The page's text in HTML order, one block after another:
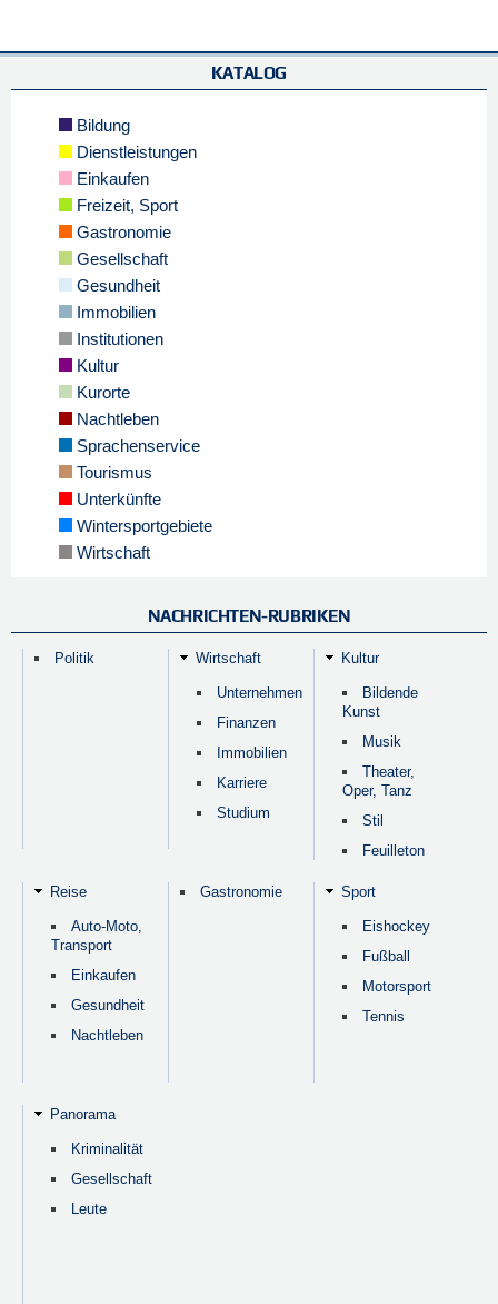
KATALOG
Bildung
Dienstleistungen
Einkaufen
Freizeit, Sport
Gastronomie
Gesellschaft
Gesundheit
Immobilien
Institutionen
Kultur
Kurorte
Nachtleben
Sprachenservice
Tourismus
Unterkünfte
Wintersportgebiete
Wirtschaft
NACHRICHTEN-RUBRIKEN
Politik Wirtschaft
Unternehmen
Finanzen
Immobilien
Karriere
Studium
Kultur
Bildende
Kunst
Musik
Theater,
Oper, Tanz
Stil
Feuilleton
Reise
Auto-Moto,
Transport
Einkaufen
Gesundheit
Nachtleben
Gastronomie Sport
Eishockey
Fußball
Motorsport
Tennis
Panorama
Kriminalität
Gesellschaft
Leute